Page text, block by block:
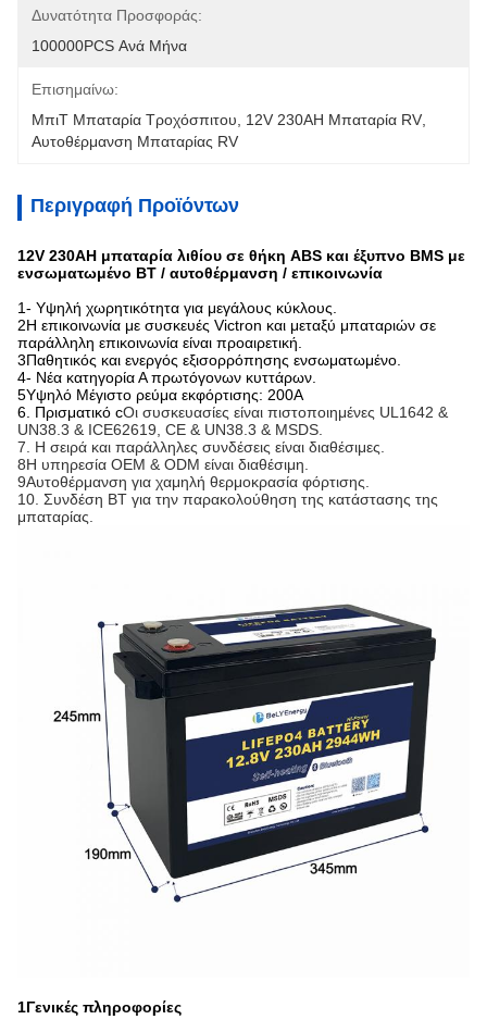
Δυνατότητα Προσφοράς:
100000PCS Ανά Μήνα
Επισημαίνω:
ΜπιΤ Μπαταρία Τροχόσπιτου
12V 230AH Μπαταρία RV
Αυτοθέρμανση Μπαταρίας RV
Περιγραφή Προϊόντων
12V 230AH μπαταρία λιθίου σε θήκη ABS και έξυπνο BMS με
ενσωματωμένο BT / αυτοθέρμανση / επικοινωνία
1- Υψηλή χωρητικότητα για μεγάλους κύκλους.
2Η επικοινωνία με συσκευές Victron και μεταξύ μπαταριών σε
παράλληλη επικοινωνία είναι προαιρετική.
3Παθητικός και ενεργός εξισορρόπησης ενσωματωμένο.
4- Νέα κατηγορία Α πρωτόγονων κυττάρων.
5Υψηλό Μέγιστο ρεύμα εκφόρτισης: 200A
6. Πρισματικό cΟι συσκευασίες είναι πιστοποιημένες UL1642 &
UN38.3 & ICE62619, CE & UN38.3 & MSDS.
7. Η σειρά και παράλληλες συνδέσεις είναι διαθέσιμες.
8Η υπηρεσία OEM & ODM είναι διαθέσιμη.
9Αυτοθέρμανση για χαμηλή θερμοκρασία φόρτισης.
10. Συνδέση BT για την παρακολούθηση της κατάστασης της
μπαταρίας.
1Γενικές πληροφορίες